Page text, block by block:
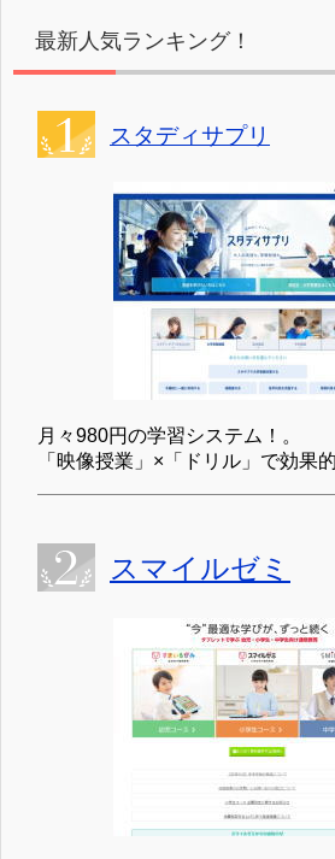
最新人気ランキング！
スタディサプリ
月々980円の学習システム！。
「映像授業」×「ドリル」で効果
スマイルゼミ